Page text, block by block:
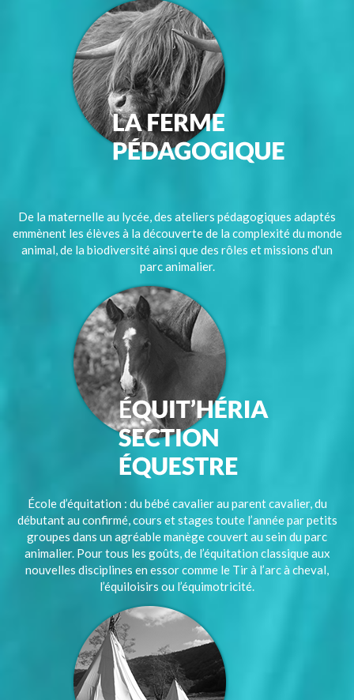
De la maternelle au lycée, des ateliers pédagogiques adaptés
emmènent les élèves à la découverte de la complexité du monde
animal, de la biodiversité ainsi que des rôles et missions d'un
parc animalier.
École d’équitation : du bébé cavalier au parent cavalier, du
débutant au confirmé, cours et stages toute l’année par petits
groupes dans un agréable manège couvert au sein du parc
animalier. Pour tous les goûts, de l’équitation classique aux
nouvelles disciplines en essor comme le Tir à l’arc à cheval,
l’équiloisirs ou l’équimotricité.